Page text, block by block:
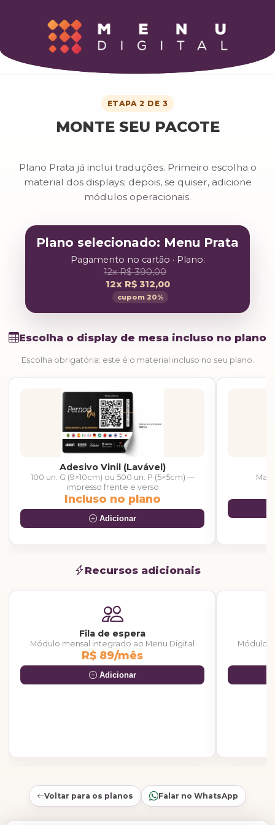
ETAPA 2 DE 3
MONTE SEU PACOTE
Plano Prata já inclui traduções. Primeiro escolha o
material dos displays; depois, se quiser, adicione
módulos operacionais.
Plano selecionado: Menu Prata
Pagamento no cartão · Plano:
12x R$ 390,00
12x R$ 312,00
cupom 20%
Escolha o display de mesa incluso no plano
Escolha obrigatória: este é o material incluso no seu plano.
Adesivo Vinil (Lavável)
100 un. G (9×10cm) ou 500 un. P (5×5cm) —
impresso frente e verso
Incluso no plano
Adicionar
Recursos adicionais
Fila de espera
Módulo mensal integrado ao Menu Digital
R$ 89/mês
Adicionar
Módulo
Voltar para os planos Falar no WhatsApp